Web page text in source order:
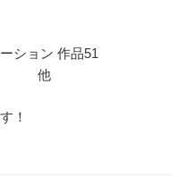
ション 作品51
日 他
！